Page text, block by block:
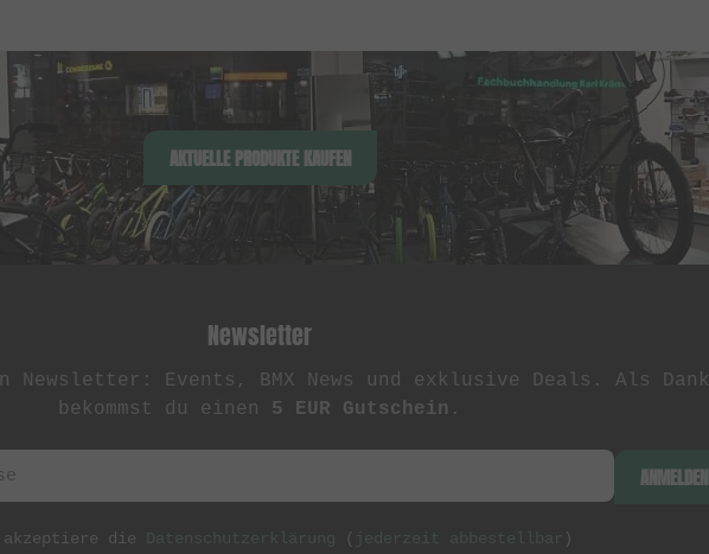
AKTUELLE PRODUKTE KAUFEN
Newsletter
Newsletter: Events, BMX News und exklusive Deals. Als Dank
bekommst du einen 5 EUR Gutschein .
ANMELDEN
die Datenschutzerklärung ( jederzeit abbestellbar )